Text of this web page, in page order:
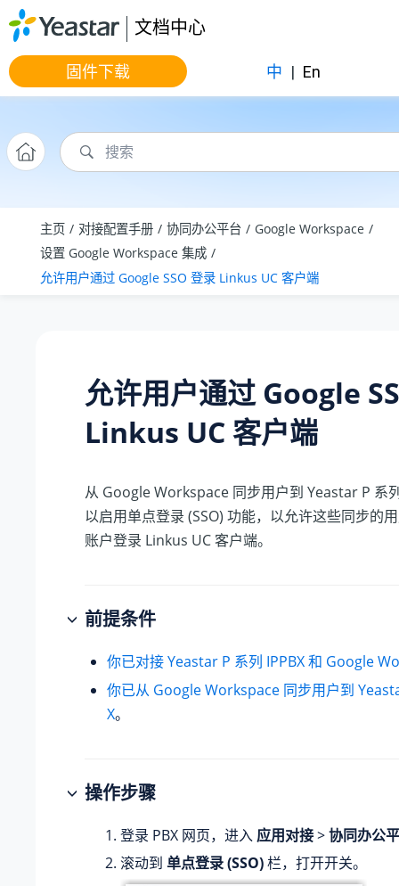
跳转到主要内容
文档中心
固件下载 中 | En
主页 对接配置手册 协同办公平台
Google Workspace
设置 Google Workspace 集成
允许用户通过 Google SSO 登录 Linkus UC 客户端
允许用户通过 Google
Linkus UC 客户端
从 Google Workspace 同步用户到 Yeastar P 系
以启用单点登录 (SSO) 功能，以允许这些同步的
账户登录 Linkus UC 客户端。
前提条件
你已对接Yeastar P 系列 IPPBX和 Google
你已从 Google Workspace 同步用户到
X。
操作步骤
登录 PBX 网页，进入 应用对接>协同办公
滚动到 单点登录 (SSO)栏，打开开关。